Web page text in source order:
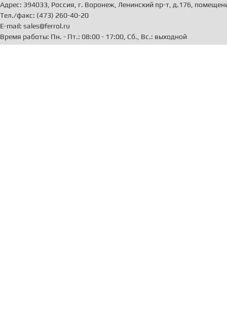
Адрес: 394033, Россия, г. Воронеж, Ленинский пр-т, д.176,
Тел./факс: (473) 260-40-20
E-mail: sales@ferrol.ru
Время работы: Пн. - Пт.: 08:00 - 17:00, Сб., Вс.: выходной